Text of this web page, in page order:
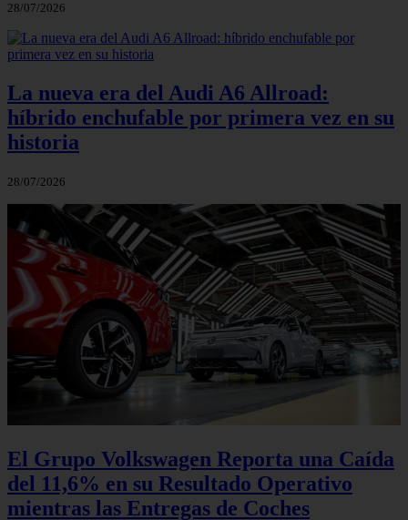
28/07/2026
La nueva era del Audi A6 Allroad:
híbrido enchufable por primera vez en su
historia
28/07/2026
El Grupo Volkswagen Reporta una Caída
del 11,6% en su Resultado Operativo
mientras las Entregas de Coches